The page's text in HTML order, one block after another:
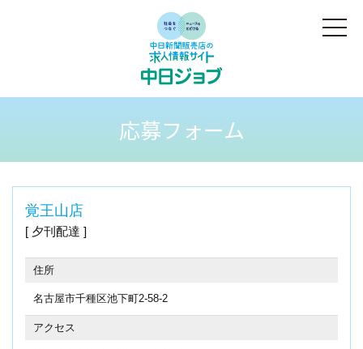
応募フォーム
覚王山店
夕刊配達
住所
名古屋市千種区池下町2-58-2
アクセス